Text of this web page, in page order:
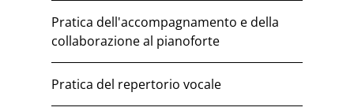
Pratica dell'accompagnamento e della
collaborazione al pianoforte
Pratica del repertorio vocale